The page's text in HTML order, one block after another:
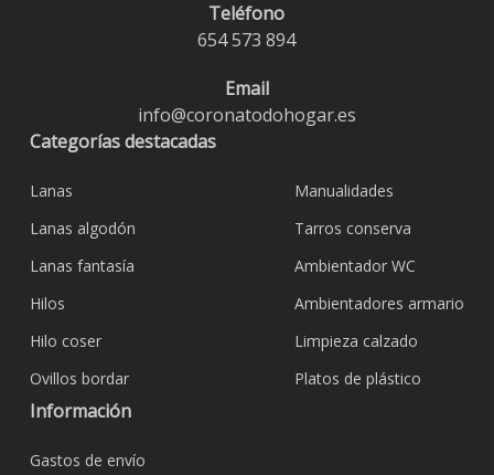
Teléfono
654 573 894
Email
info@coronatodohogar.es
Categorías destacadas
Lanas
Lanas algodón
Lanas fantasía
Hilos
Hilo coser
Ovillos bordar
Manualidades
Tarros conserva
Ambientador WC
Ambientadores armario
Limpieza calzado
Platos de plástico
Información
Gastos de envío